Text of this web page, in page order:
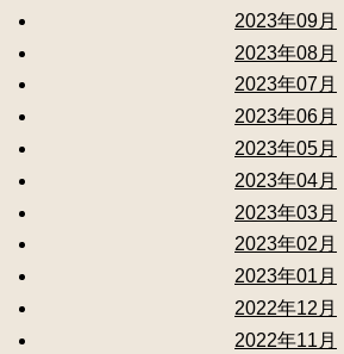
2023年09月
2023年08月
2023年07月
2023年06月
2023年05月
2023年04月
2023年03月
2023年02月
2023年01月
2022年12月
2022年11月